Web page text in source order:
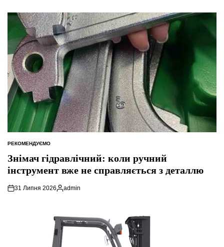
ОПУБЛІКУВАТИ
РЕКОМЕНДУЄМО
Знімач гідравлічний: коли ручний
інструмент вже не справляється з деталлю
31 Липня 2026
Опубліковано
admin